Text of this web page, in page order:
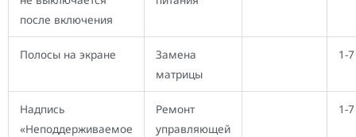
после включения
Полосы на экране
Замена
матрицы
1-
Надпись
«Неподдерживаемое
Ремонт
управляющей
1-